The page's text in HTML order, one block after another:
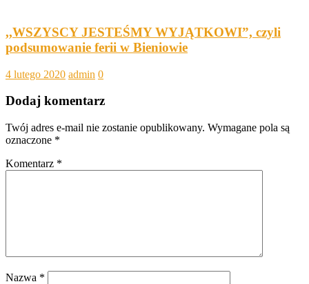
,,WSZYSCY JESTEŚMY WYJĄTKOWI”, czyli
podsumowanie ferii w Bieniowie
4 lutego 2020 admin 0
Dodaj komentarz
Twój adres e-mail nie zostanie opublikowany. Wymagane pola są
oznaczone *
Komentarz *
Nazwa *